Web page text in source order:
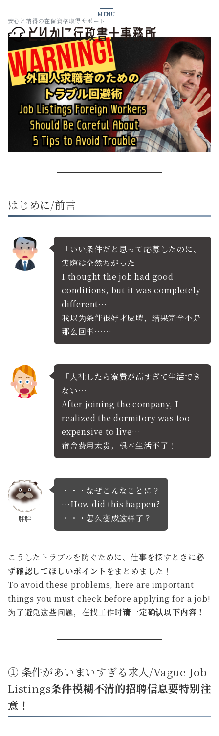
MENU
安心と納得の在留資格取得サポート
はじめに/前言
「いい条件だと思って応募したのに、
実際は全然ちがった…」
I thought the job had good
conditions, but it was completely
different…
我以为条件很好才应聘，结果完全不是
那么回事……
「入社したら寮費が高すぎて生活でき
ない…」
After joining the company, I
realized the dormitory was too
expensive to live…
宿舍费用太贵，根本生活不了！
胖胖
・・・なぜこんなことに？
…How did this happen?
・・・怎么变成这样了？
こうしたトラブルを防ぐために、仕事を探すときに必
ず確認してほしいポイント をまとめました！
To avoid these problems, here are important
things you must check before applying for a job!
为了避免这些问题，在找工作时请一定确认以下内容！
① 条件があいまいすぎる求人/Vague Job
Listings条件模糊不清的招聘信息要特别注
意！